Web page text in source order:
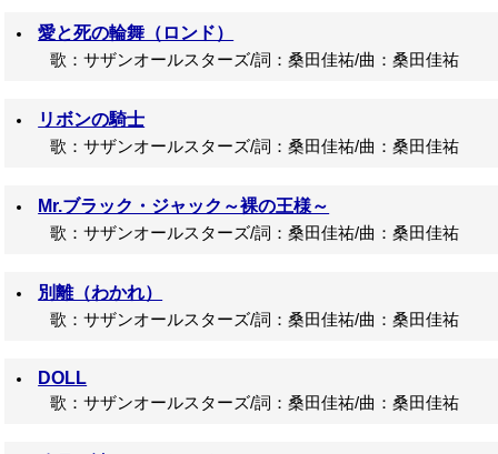
愛と死の輪舞（ロンド）
歌：サザンオールスターズ/詞：桑田佳祐/曲：桑田佳祐
リボンの騎士
歌：サザンオールスターズ/詞：桑田佳祐/曲：桑田佳祐
Mr.ブラック・ジャック～裸の王様～
歌：サザンオールスターズ/詞：桑田佳祐/曲：桑田佳祐
別離（わかれ）
歌：サザンオールスターズ/詞：桑田佳祐/曲：桑田佳祐
DOLL
歌：サザンオールスターズ/詞：桑田佳祐/曲：桑田佳祐